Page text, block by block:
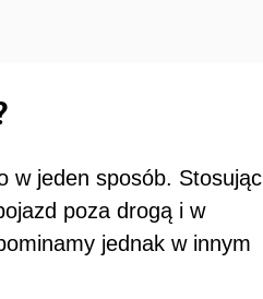
w jeden sposób. Stosując
poza drogą i w
jednak w innym